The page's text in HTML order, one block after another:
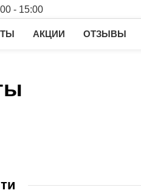
- 15:00
АКЦИИ ОТЗЫВЫ